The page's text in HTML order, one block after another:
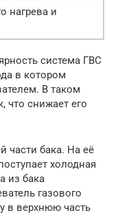
нагрева и
система ГВС
в котором
В таком
что снижает его
части бака. На её
холодная
из бака
газового
в верхнюю часть